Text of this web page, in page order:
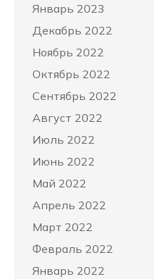
Январь 2023
Декабрь 2022
Ноябрь 2022
Октябрь 2022
Сентябрь 2022
Август 2022
Июль 2022
Июнь 2022
Май 2022
Апрель 2022
Март 2022
Февраль 2022
Январь 2022